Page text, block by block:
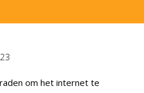
om het internet te